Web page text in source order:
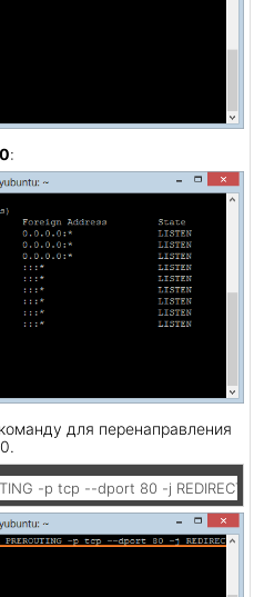
:
для перенаправления
-p tcp --dport 80 -j